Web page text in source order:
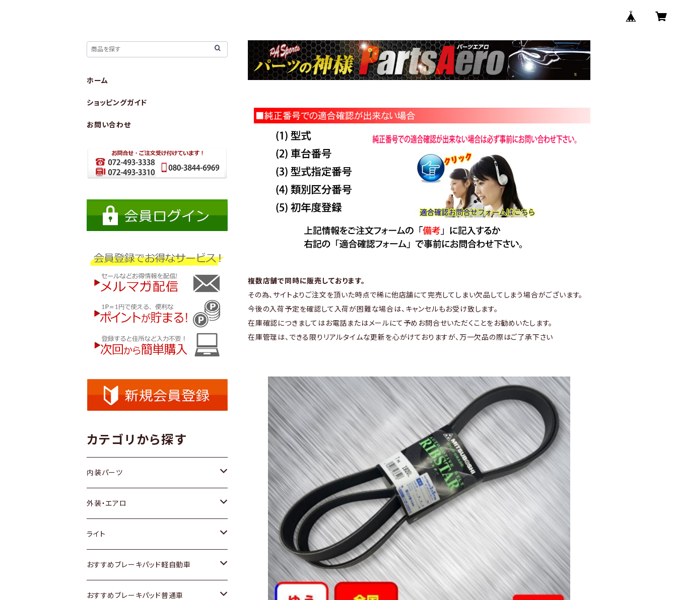
複数店舗で同時に販売しております。
その為、サイトよりご注文を頂いた時点で稀に他店舗にて完売してしまい欠品してしまう場合がございます。
今後の入荷予定を確認して入荷が困難な場合は、キャンセルもお受け致します。
在庫確認につきましてはお電話またはメールにて予めお問合せいただくことをお勧めいたします。
在庫管理は、できる限りリアルタイムな更新を心がけておりますが、万一欠品の際はご了承下さい
ホーム
ショッピングガイド
お問い合わせ
カテゴリから探す
内装パーツ
トヨタ
ホンダ
スズキ
日産
外装・エアロ
トヨタ
ホンダ
スズキ
ライト
トヨタ
スズキ
おすすめブレーキパッド軽自動車
トヨタ
おすすめブレーキパッド普通車